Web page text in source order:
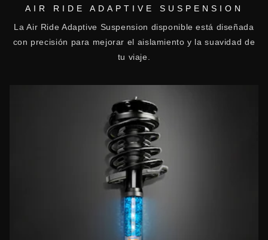
AIR RIDE ADAPTIVE SUSPENSION
La Air Ride Adaptive Suspension disponible está diseñada
con precisión para mejorar el aislamiento y la suavidad de
tu viaje.